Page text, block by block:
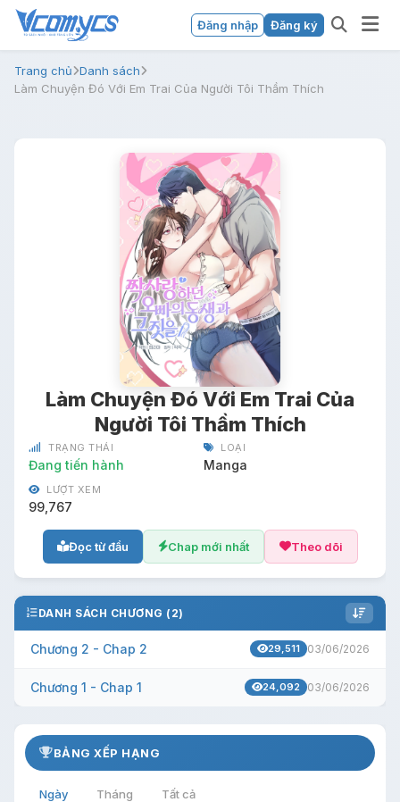
Đăng nhập Đăng ký
Trang chủ Danh sách
Làm Chuyện Đó Với Em Trai Của Người Tôi Thầm Thích
Làm Chuyện Đó Với Em Trai Của
Người Tôi Thầm Thích
TRẠNG THÁI
Đang tiến hành
LOẠI
Manga
LƯỢT XEM
99,767
Đọc từ đầu Chap mới nhất Theo dõi
DANH SÁCH CHƯƠNG (2)
Chương 2 - Chap 2 29,511 03/06/2026
Chương 1 - Chap 1 24,092 03/06/2026
BẢNG XẾP HẠNG
Ngày Tháng Tất cả